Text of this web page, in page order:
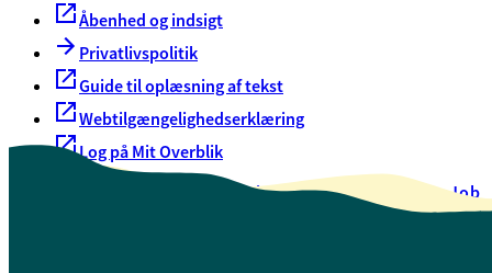
Åbenhed og indsigt
Privatlivspolitik
Guide til oplæsning af tekst
Webtilgængelighedserklæring
Log på Mit Overblik
Oversigt over selvbetjeningJob